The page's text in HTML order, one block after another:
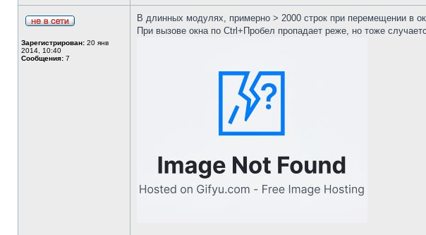
Зарегистрирован: 20 янв
2014, 10:40
Сообщения: 7
В длинных модулях, примерно > 2000 строк при перемещении в
При вызове окна по Ctrl+Пробел пропадает реже, но тоже